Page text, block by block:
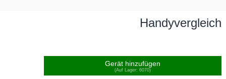
Handyvergleich
Gerät hinzufügen
(Auf Lager: 6070)